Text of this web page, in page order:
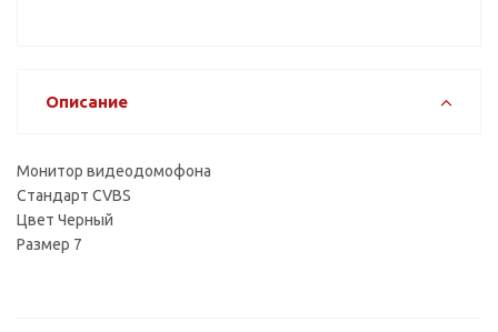
Описание
Монитор видеодомофона
Стандарт CVBS
Цвет Черный
Размер 7